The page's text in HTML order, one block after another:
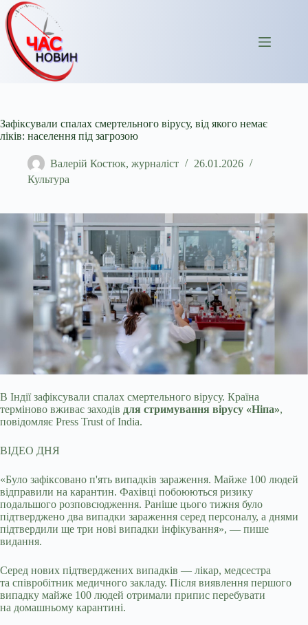
Перейти
до
вмісту
Зафіксували спалах смертельного вірусу, від якого немає
ліків: населення під загрозою
Валерій Костюк, журналіст
26.01.2026
Культура
В Індії зафіксували спалах смертельного вірусу. Країна
терміново вживає заходів для стримування вірусу «Ніпа»,
повідомляє Press Trust of India.
ВІДЕО ДНЯ
«Було зафіксовано п'ять випадків зараження. Майже 100 людей
відправили на карантин. Фахівці побоюються ризику
подальшого розповсюдження. Раніше цього тижня було
підтверджено два випадки зараження серед персоналу, а днями
підтвердили ще три нові випадки інфікування», — пише
видання.
Серед нових підтверджених випадків — лікар, медсестра
та співробітник медичного закладу. Після виявлення першого
випадку майже 100 людей отримали припис перебувати
на домашньому карантині.